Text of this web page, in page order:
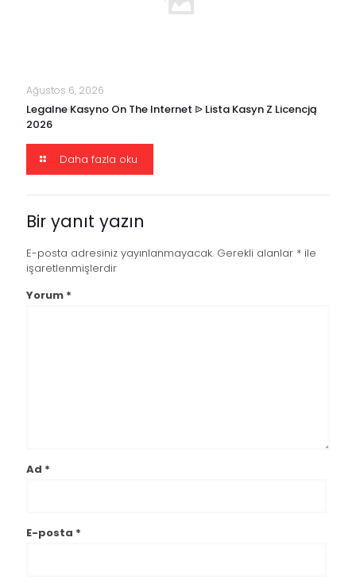
Ağustos 6, 2026
Legalne Kasyno On The Internet ᐉ Lista Kasyn Z Licencją
2026
Daha fazla oku
Bir yanıt yazın
E-posta adresiniz yayınlanmayacak. Gerekli alanlar * ile
işaretlenmişlerdir
Yorum *
Ad *
E-posta *